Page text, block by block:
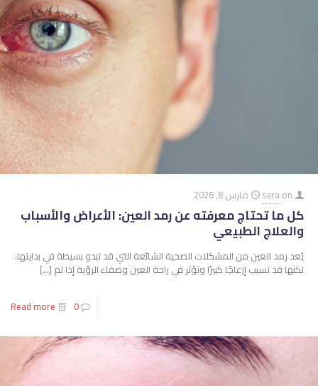
saraon مارس 8, 2026
كل ما تحتاج معرفته عن رمد العين: الأعراض والأسباب
والعلاج الطبيعي
يُعد رمد العين من المشكلات الصحية الشائعة التي قد تبدو بسيطة في بدايتها،
لكنها قد تسبب إزعاجًا كبيرًا وتؤثر في راحة العين وصفاء الرؤية إذا لم […]
0
Read more